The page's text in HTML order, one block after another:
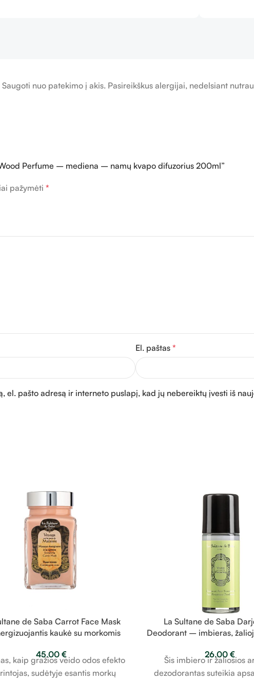
nuo patekimo į akis. Pasireikškus alergijai, nedelsiant
Perfume – mediena – namų kvapo difuzorius 200ml”
pažymėti *
El. paštas *
el. pašto adresą ir interneto puslapį, kad jų nebereiktų įvesti iš
de Saba Carrot Face Mask
kaukė su morkomis
45.00 €
kaip gražios veido odos efekto
sudėtyje esantis morkų
La Sultane de Saba
Deodorant – imbieras,
26.00 €
Šis imbiero ir žaliosios
dezodorantas suteikia